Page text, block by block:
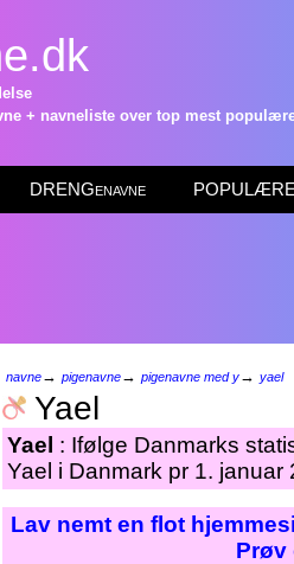
+ navneliste over top mest
DRENGenavne POPULÆRE
navne→ pigenavne→ pigenavne med y→ yael
Yael
Yael : Ifølge Danmarks
Yael i Danmark pr 1. januar
Lav nemt en flot
Prøv